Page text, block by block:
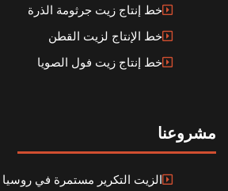
خط إنتاج زيت جرثومة الذرة
خط الإنتاج لزيت القطن
خط إنتاج زيت فول الصويا
مشروعنا
الزيت التكرير مستمرة في روسيا TPD50